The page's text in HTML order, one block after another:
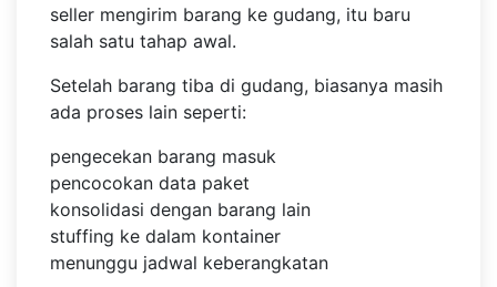
seller mengirim barang ke gudang, itu baru
salah satu tahap awal.
Setelah barang tiba di gudang, biasanya masih
ada proses lain seperti:
pengecekan barang masuk
pencocokan data paket
konsolidasi dengan barang lain
stuffing ke dalam kontainer
menunggu jadwal keberangkatan